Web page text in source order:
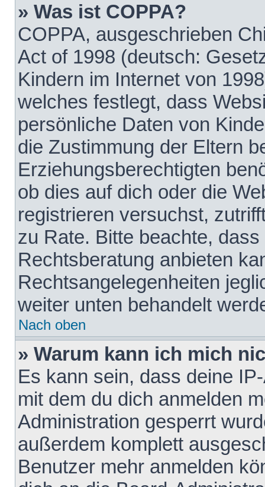
» Was ist COPPA?
COPPA, ausgeschrieben
Act of 1998 (deutsch:
Kindern im Internet von
welches festlegt, dass
persönliche Daten von
die Zustimmung der Eltern
Erziehungsberechtigten
ob dies auf dich oder die
registrieren versuchst,
zu Rate. Bitte beachte,
Rechtsberatung anbieten
Rechtsangelegenheiten
weiter unten behandelt
Nach oben
» Warum kann ich mich
Es kann sein, dass deine
mit dem du dich anmelden
Administration gesperrt
außerdem komplett
Benutzer mehr anmelden